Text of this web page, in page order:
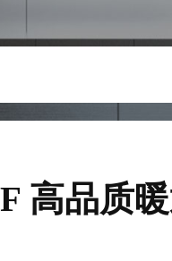
高品质